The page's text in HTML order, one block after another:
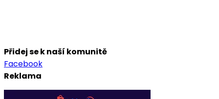
Přidej se k naší komunitě
Facebook
Reklama